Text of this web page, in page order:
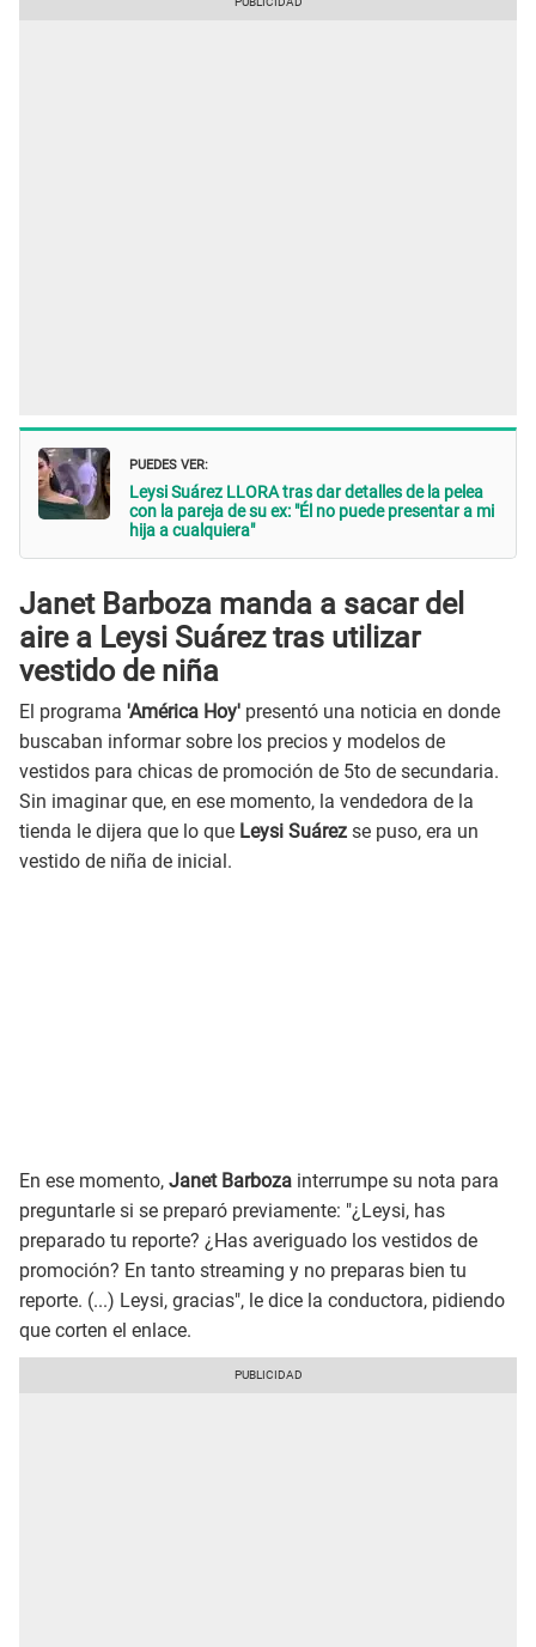
PUEDES VER:
Leysi Suárez LLORA tras dar detalles de la pelea
con la pareja de su ex: "Él no puede presentar a mi
hija a cualquiera"
Janet Barboza manda a sacar del
aire a Leysi Suárez tras utilizar
vestido de niña
El programa 'América Hoy' presentó una noticia en donde
buscaban informar sobre los precios y modelos de
vestidos para chicas de promoción de 5to de secundaria.
Sin imaginar que, en ese momento, la vendedora de la
tienda le dijera que lo que Leysi Suárez se puso, era un
vestido de niña de inicial.
En ese momento, Janet Barboza interrumpe su nota para
preguntarle si se preparó previamente: "¿Leysi, has
preparado tu reporte? ¿Has averiguado los vestidos de
promoción? En tanto streaming y no preparas bien tu
reporte. (...) Leysi, gracias", le dice la conductora, pidiendo
que corten el enlace.